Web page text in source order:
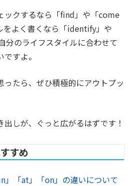
ックするなら「find」や「come
をよく書くなら「identify」や
分のライフスタイルに合わせて
すよ。
ったら、ぜひ積極的にアウトプッ
しが、ぐっと広がるはずです！
すめ
」「at」「on」の違いについて